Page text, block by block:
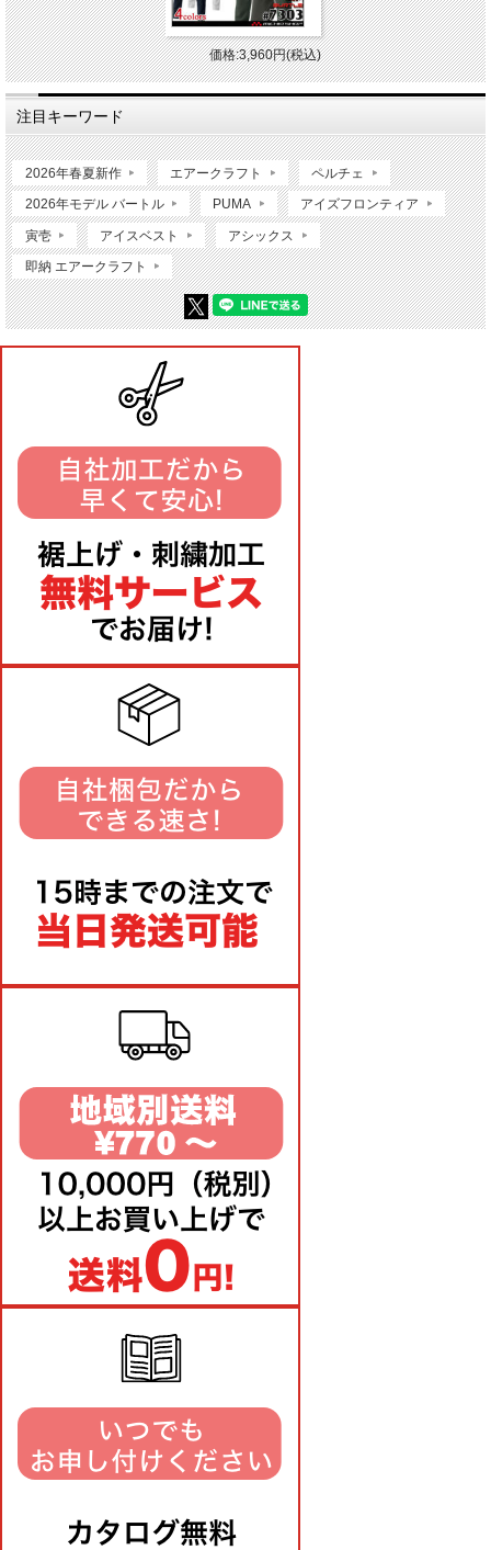
価格:3,960円(税込)
注目キーワード
2026年春夏新作 エアークラフト ペルチェ
2026年モデル バートル PUMA アイズフロンティア
寅壱 アイスベスト アシックス
即納 エアークラフト